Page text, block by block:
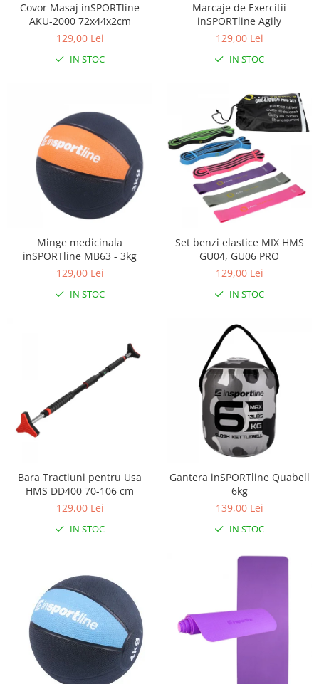
Covor Masaj inSPORTline
AKU-2000 72x44x2cm
129,00 Lei
IN STOC
Marcaje de Exercitii
inSPORTline Agily
129,00 Lei
IN STOC
Minge medicinala
inSPORTline MB63 - 3kg
129,00 Lei
IN STOC
Set benzi elastice MIX HMS
GU04, GU06 PRO
129,00 Lei
IN STOC
Bara Tractiuni pentru Usa
HMS DD400 70-106 cm
129,00 Lei
IN STOC
Gantera inSPORTline Quabell
6kg
139,00 Lei
IN STOC